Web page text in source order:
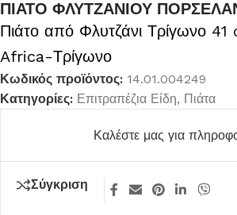
ΠΙΑΤΟ ΦΛΥΤΖΑΝΙΟΥ
Πιάτο από Φλυτζάνι Τρίγωνο 41
Africa-Τρίγωνο
Κωδικός προϊόντος: 14.01.004249
Κατηγορίες: Επιτραπέζια Είδη, Πιάτα
Καλέστε μας για
Σύγκριση